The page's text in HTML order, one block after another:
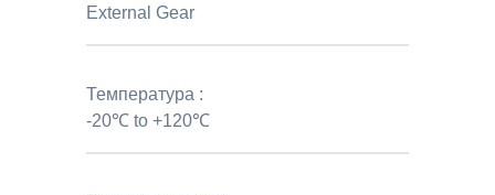
External Gear
Температура :
-20℃ to +120℃